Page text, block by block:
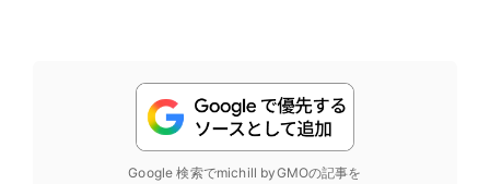
Google 検索でmichill byGMOの記事を